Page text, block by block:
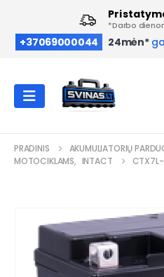
+37069000044 24mėn*
*Darbo
PRADINIS
AKUMULIATORIŲ
MOTOCIKLAMS, INTACT